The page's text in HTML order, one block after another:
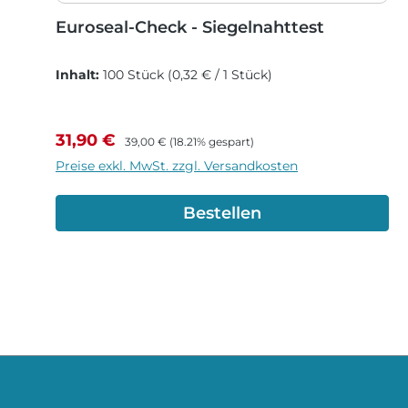
Euroseal-Check - Siegelnahttest
Inhalt: 100 Stück (0,32 € / 1 Stück)
Verkaufspreis:
31,90 € Regulärer Preis:
39,00 € (18.21% gespart)
Preise exkl. MwSt. zzgl. Versandkosten
Bestellen